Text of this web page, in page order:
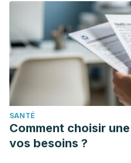
https://
SANTÉ
Comment choisir
vos besoins ?